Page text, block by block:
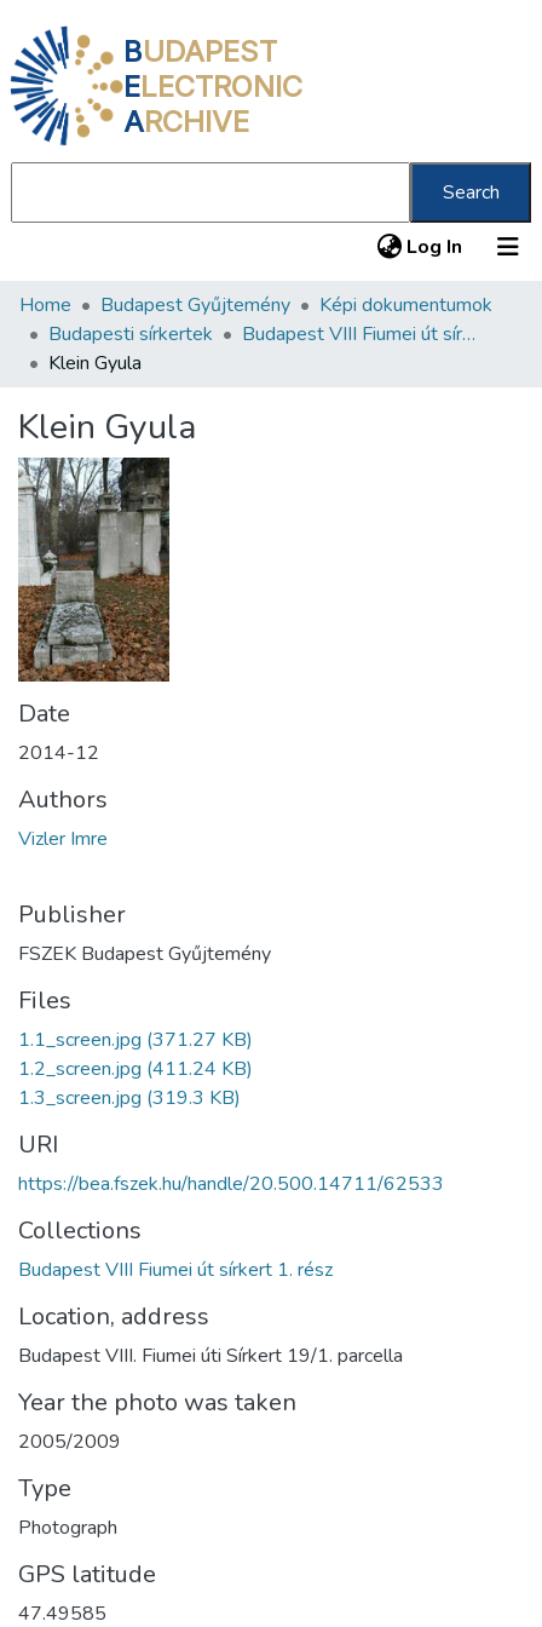
BUDAPEST
ELECTRONIC
ARCHIVE
Search
Log In (current)
Communities & Collections
All of DSpace
About us
Home Budapest Gyűjtemény
Képi dokumentumok
Budapesti sírkertek
Budapest VIII Fiumei út sírkert 1. rész
Klein Gyula
Klein Gyula
Date
2014-12
Authors
Vizler Imre
Publisher
FSZEK Budapest Gyűjtemény
Files
1.1_screen.jpg (371.27 KB)
1.2_screen.jpg (411.24 KB)
1.3_screen.jpg (319.3 KB)
URI
https://bea.fszek.hu/handle/20.500.14711/62533
Collections
Budapest VIII Fiumei út sírkert 1. rész
Location, address
Budapest VIII. Fiumei úti Sírkert 19/1. parcella
Year the photo was taken
2005/2009
Type
Photograph
GPS latitude
47.49585